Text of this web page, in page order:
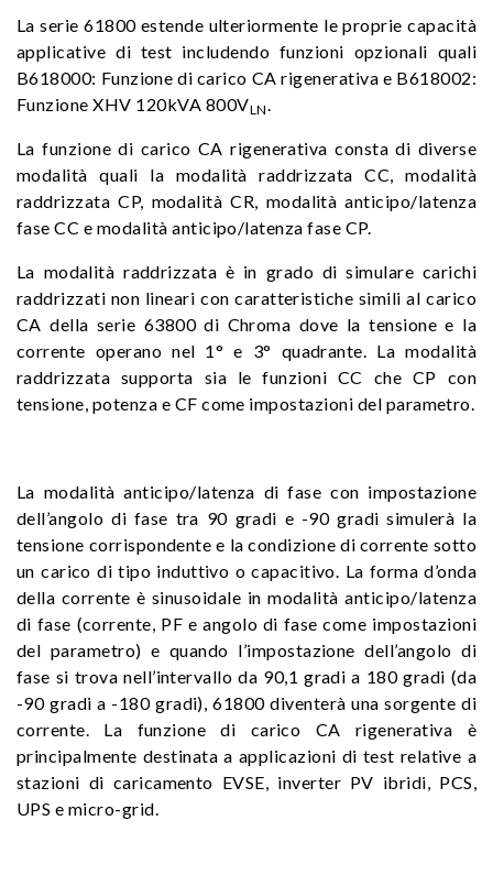
La serie 61800 estende ulteriormente le proprie capacità
applicative di test includendo funzioni opzionali quali
B618000: Funzione di carico CA rigenerativa e B618002:
Funzione XHV 120kVA 800VLN.
La funzione di carico CA rigenerativa consta di diverse
modalità quali la modalità raddrizzata CC, modalità
raddrizzata CP, modalità CR, modalità anticipo/latenza
fase CC e modalità anticipo/latenza fase CP.
La modalità raddrizzata è in grado di simulare carichi
raddrizzati non lineari con caratteristiche simili al carico
CA della serie 63800 di Chroma dove la tensione e la
corrente operano nel 1° e 3° quadrante. La modalità
raddrizzata supporta sia le funzioni CC che CP con
tensione, potenza e CF come impostazioni del parametro.
La modalità anticipo/latenza di fase con impostazione
dell’angolo di fase tra 90 gradi e -90 gradi simulerà la
tensione corrispondente e la condizione di corrente sotto
un carico di tipo induttivo o capacitivo. La forma d’onda
della corrente è sinusoidale in modalità anticipo/latenza
di fase (corrente, PF e angolo di fase come impostazioni
del parametro) e quando l’impostazione dell’angolo di
fase si trova nell’intervallo da 90,1 gradi a 180 gradi (da
-90 gradi a -180 gradi), 61800 diventerà una sorgente di
corrente. La funzione di carico CA rigenerativa è
principalmente destinata a applicazioni di test relative a
stazioni di caricamento EVSE, inverter PV ibridi, PCS,
UPS e micro-grid.